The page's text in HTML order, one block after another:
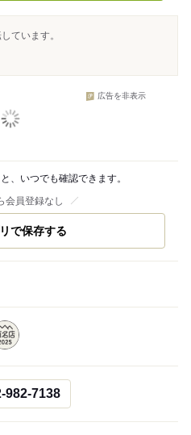
ています。
広告を非表示
、いつでも確認できます。
会員登録なし
で保存する
982-7138